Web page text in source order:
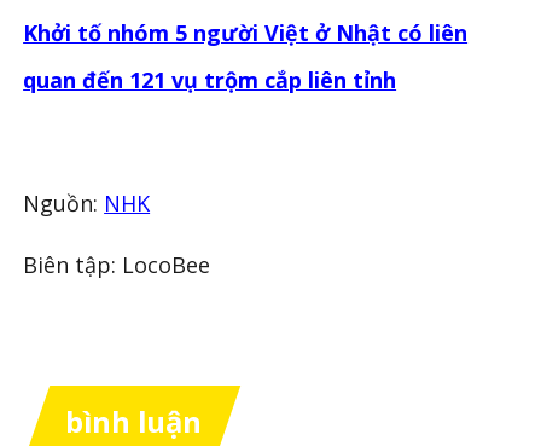
Khởi tố nhóm 5 người Việt ở Nhật có liên
quan đến 121 vụ trộm cắp liên tỉnh
Nguồn: NHK
Biên tập: LocoBee
bình luận